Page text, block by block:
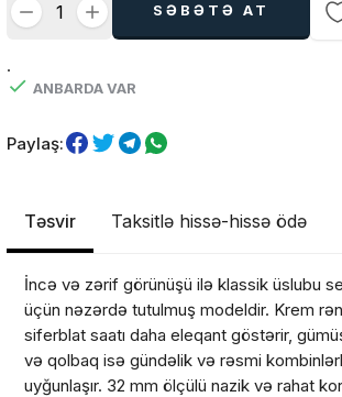
SƏBƏTƏ AT
.
ANBARDA VAR
Paylaş:
Təsvir Taksitlə hissə-hissə ödə
İncə və zərif görünüşü ilə klassik üslubu
üçün nəzərdə tutulmuş modeldir. Krem
siferblat saatı daha eleqant göstərir,
və qolbaq isə gündəlik və rəsmi
uyğunlaşır. 32 mm ölçülü nazik və rahat